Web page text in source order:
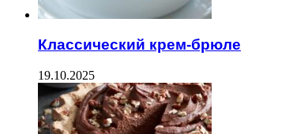
Классический крем-брюле
19.10.2025